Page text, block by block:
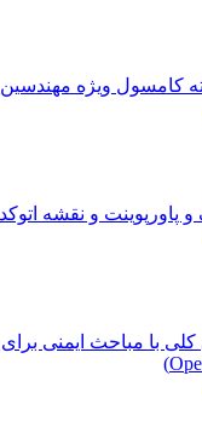
ویژه مهندسین
مباحث ایمنی برای